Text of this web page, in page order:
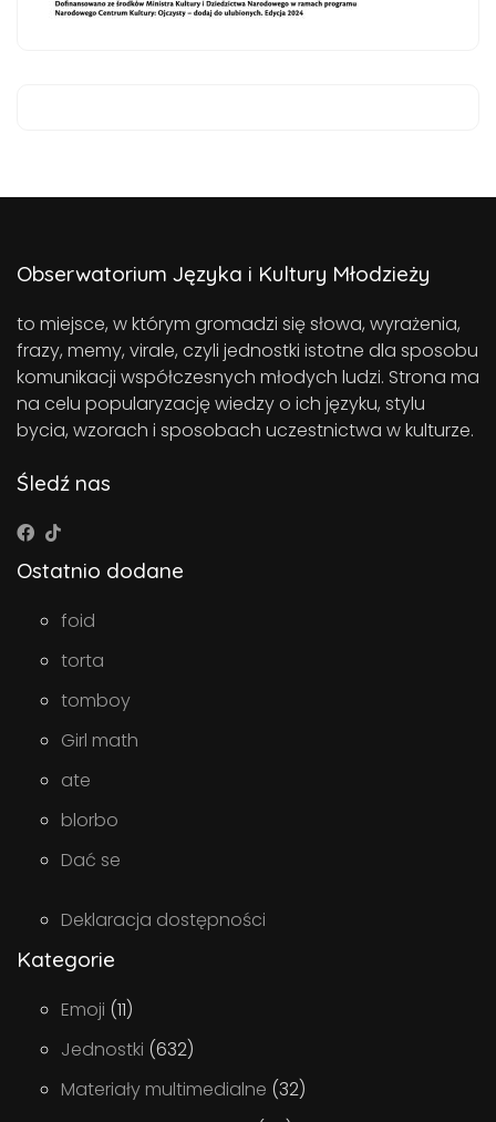
Obserwatorium Języka i Kultury Młodzieży
to miejsce, w którym gromadzi się słowa, wyrażenia,
frazy, memy, virale, czyli jednostki istotne dla sposobu
komunikacji współczesnych młodych ludzi. Strona ma
na celu popularyzację wiedzy o ich języku, stylu
bycia, wzorach i sposobach uczestnictwa w kulturze.
Śledź nas
Ostatnio dodane
foid
torta
tomboy
Girl math
ate
blorbo
Dać se
Deklaracja dostępności
Kategorie
Emoji (11)
Jednostki (632)
Materiały multimedialne (32)